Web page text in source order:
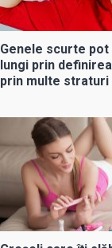
Genele scurte pot
lungi prin
prin multe straturi